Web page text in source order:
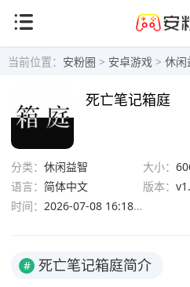
当前位置： 安粉圈 > 安卓游戏 > 休闲
死亡笔记箱庭
分类： 休闲益智 大小：
语言： 简体中文 版本：
时间： 2026-07-08 16:18:55
# 死亡笔记箱庭简介